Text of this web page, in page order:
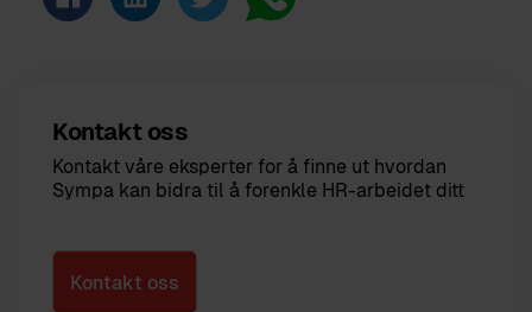
Kontakt oss
Kontakt våre eksperter for å finne ut hvordan
Sympa kan bidra til å forenkle HR-arbeidet ditt
Kontakt oss